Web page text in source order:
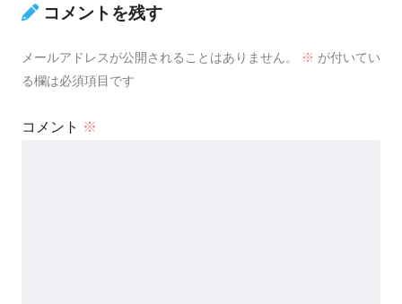
コメントを残す
メールアドレスが公開されることはありません。 ※ が付いてい
る欄は必須項目です
コメント ※